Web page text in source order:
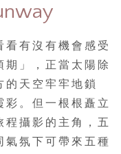
看有沒有機會感受
期」，正當太陽除
的天空牢牢地鎖
彩。但一根根矗立
程攝影的主角，五
氣氛下可帶來五種